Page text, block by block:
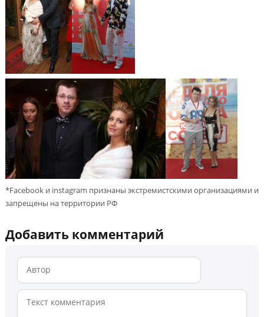
*Facebook и instagram признаны экстремистскими организациями и
запрещены на территории РФ
Добавить комментарий